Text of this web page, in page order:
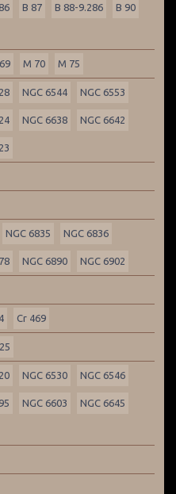
B 87 B 88-9.286 B 90
M 70 M 75
NGC 6544 NGC 6553
NGC 6638 NGC 6642
NGC 6835 NGC 6836
NGC 6890 NGC 6902
Cr 469
NGC 6530 NGC 6546
NGC 6603 NGC 6645